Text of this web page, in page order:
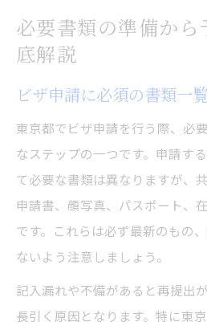
必要書類の準備か
底解説
ビザ申請に必須の書類一
東京都でビザ申請を行う際、必
なステップの一つです。申請す
て必要な書類は異なりますが、
申請書、顔写真、パスポート、
です。これらは必ず最新のもの
ないよう注意しましょう。
記入漏れや不備があると再提出
長引く原因となります。特に東